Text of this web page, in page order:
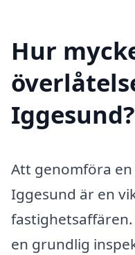
Hur
Iggesund?
Att genomföra
Iggesund är en
en grundlig